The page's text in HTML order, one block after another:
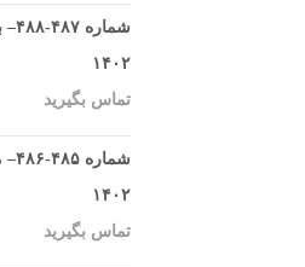
۱۴۰۲
تماس بگیرید
شماره
۱۴۰۲
تماس بگیرید